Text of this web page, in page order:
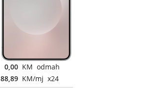
0,00 KM odmah
88,89 KM/mj x24